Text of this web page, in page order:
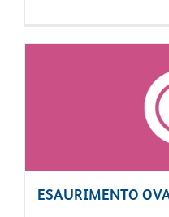
ESAURIMENTO